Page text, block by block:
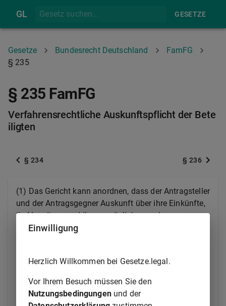
GL GESETZE
Gesetze Bundesrecht Deutschland
FamFG
§ 235
§ 235 FamFG
Verfahrensrechtliche Auskunftspflicht der Bete
iligten
§ 234 § 236
(1) Das Gericht kann anordnen, dass der Antragsteller
und der Antragsgegner Auskunft über ihre Einkünfte,
ihr Vermögen und ihre persönlichen und
wirtschaftlichen Verhältnisse erteilen sowie
Gericht kann anordnen, dass der Antragsteller und
der Antragsgegner schriftlich versichern, dass die
Auskunft wahrheitsgemäß und vollständig ist; die
Versicherung kann nicht durch einen Vertreter
Einwilligung
Herzlich Willkommen bei Gesetze.legal.
Vor Ihrem Besuch müssen Sie den
Nutzungsbedingungenund der